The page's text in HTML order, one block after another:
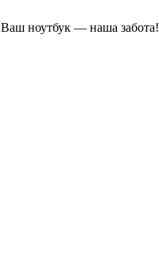
Ваш ноутбук — наша забота!